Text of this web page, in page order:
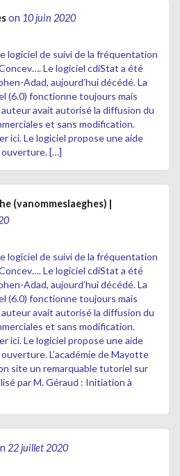
on 10 juin 2020
logiciel de suivi de la fréquentation
Le logiciel cdiStat a été
Adad, aujourd’hui décédé. La
(6.0) fonctionne toujours mais
auteur avait autorisé la diffusion du
et sans modification.
ici. Le logiciel propose une aide
[…]
(vanommeslaeghes) |
logiciel de suivi de la fréquentation
Le logiciel cdiStat a été
Adad, aujourd’hui décédé. La
(6.0) fonctionne toujours mais
auteur avait autorisé la diffusion du
et sans modification.
ici. Le logiciel propose une aide
L’académie de Mayotte
site un remarquable tutoriel sur
par M. Géraud : Initiation à
22 juillet 2020